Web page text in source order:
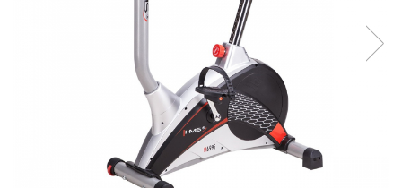
Landouri pentru bebelusi
Patuturi lemn pana la 120 x 60 cm
Patuturi lemn 140 x 70 cm
Patuturi lemn 160 x 80 cm